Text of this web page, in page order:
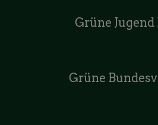
Grüne
Grüne